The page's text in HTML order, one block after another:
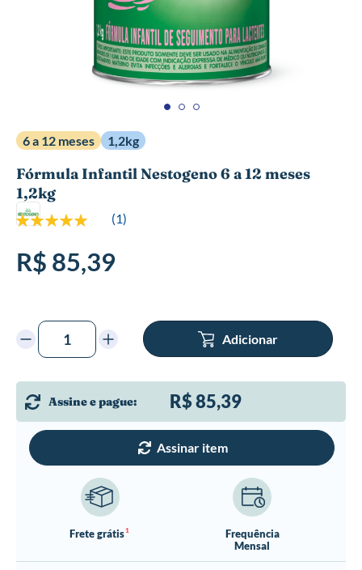
Fórmula Infantil Nestogeno 6 a 12 meses
1,2kg
6 a 12 meses 1,2kg
Classificação:
(1)
R$ 85,39
Adicionar
Assine e pague: R$ 85,39
Assinar item
Frete grátis1
Frequência
Mensal
para
início
da
Galeria
imagens